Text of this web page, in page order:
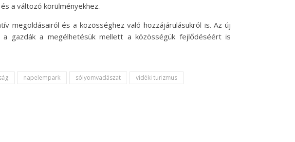
a változó körülményekhez.
megoldásairól és a közösséghez való hozzájárulásukról is. Az új
gazdák a megélhetésük mellett a közösségük fejlődéséért is
napelempark sólyomvadászat
vidéki turizmus